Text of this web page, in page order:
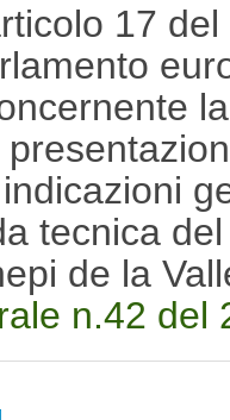
17
tecnica
de la
n.42 del